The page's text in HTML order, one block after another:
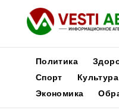
Новости
Политика
Спорт
Культура
Экономика